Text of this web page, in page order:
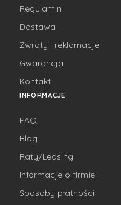
Regulamin
Dostawa
Zwroty i reklamacje
Gwarancja
Kontakt
INFORMACJE
FAQ
Blog
Raty/Leasing
Informacje o firmie
Sposoby płatności